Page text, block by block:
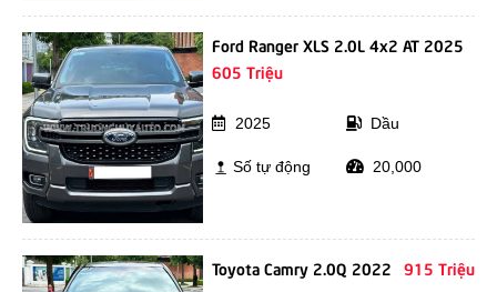
Ford Ranger XLS 2.0L 4x2 AT 2025
605 Triệu
2025 Dầu
Số tự động 20,000
Toyota Camry 2.0Q 2022 915 Triệu